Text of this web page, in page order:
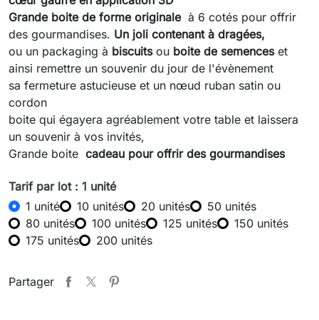
Grande boite de forme originaleà 6 cotés pour offrir
des gourmandises. Un joli contenant à dragées,
ou un packaging à biscuits ou boite de semenceset
ainsi remettre un souvenir du jour de l'évènement
sa fermeture astucieuse et un nœud ruban satin ou
cordon
boite qui égayera agréablement votre table et laissera
un souvenir à vos invités,
Grande boite cadeau pour offrir des gourmandises
Tarif par lot : 1 unité
1 unité
10 unités 20 unités
50 unités
80 unités
100 unités 125 unités
150 unités
175 unités
200 unités
Partager